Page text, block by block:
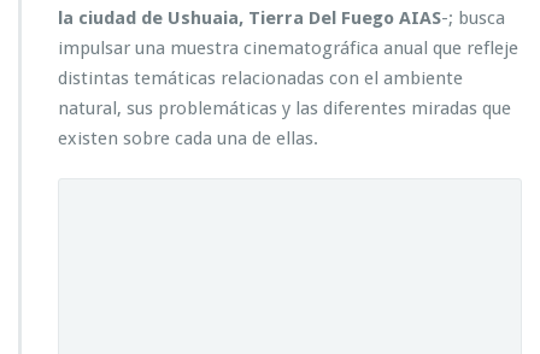
la ciudad de Ushuaia, Tierra Del Fuego AIAS-; busca
impulsar una muestra cinematográfica anual que refleje
distintas temáticas relacionadas con el ambiente
natural, sus problemáticas y las diferentes miradas que
existen sobre cada una de ellas.